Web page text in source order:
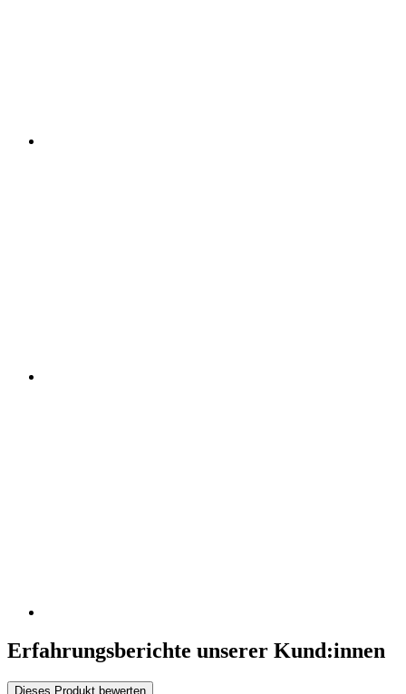
Erfahrungsberichte unserer Kund:innen
Dieses Produkt bewerten